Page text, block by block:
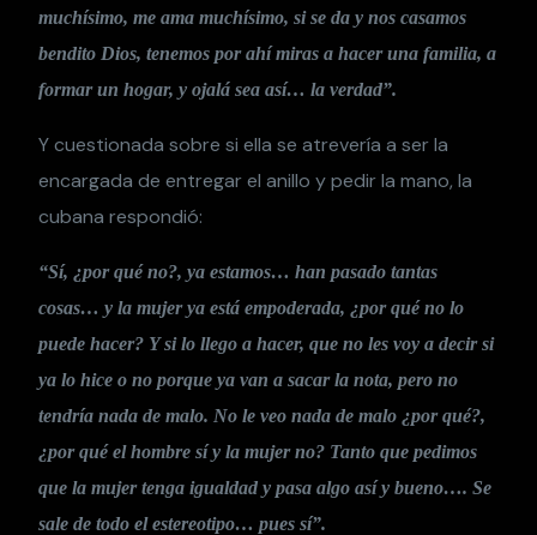
muchísimo, me ama muchísimo, si se da y nos casamos
bendito Dios, tenemos por ahí miras a hacer una familia, a
formar un hogar, y ojalá sea así… la verdad”.
Y cuestionada sobre si ella se atrevería a ser la
encargada de entregar el anillo y pedir la mano, la
cubana respondió:
“Sí, ¿por qué no?, ya estamos… han pasado tantas
cosas… y la mujer ya está empoderada, ¿por qué no lo
puede hacer? Y si lo llego a hacer, que no les voy a decir si
ya lo hice o no porque ya van a sacar la nota, pero no
tendría nada de malo. No le veo nada de malo ¿por qué?,
¿por qué el hombre sí y la mujer no? Tanto que pedimos
que la mujer tenga igualdad y pasa algo así y bueno…. Se
sale de todo el estereotipo… pues sí”.